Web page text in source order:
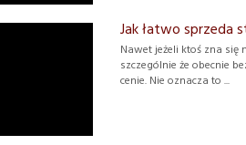
Jak łatwo sprzeda
Nawet jeżeli ktoś zna
szczególnie że obecnie
cenie. Nie oznacza to ...